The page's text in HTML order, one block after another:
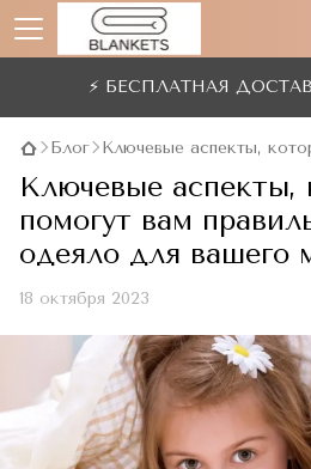
⚡ БЕСПЛАТНАЯ
Блог Ключевые аспекты,
Ключевые аспекты,
помогут вам
одеяло для вашего
18 октября 2023